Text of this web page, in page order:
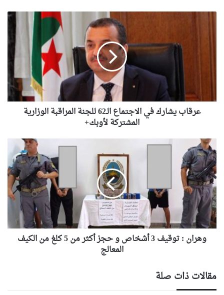
عرقاب
المشتركة
لأوبك+
عرقاب يشارك في الاجتماع الـ62 للجنة المراقبة الوزارية
المشتركة لأوبك+
وهران
:
توقيف
3
أشخاص
و
حجز
أكثر
من
الكيف
المعالج
وهران : توقيف 3 أشخاص و حجز أكثر من 5 كلغ من الكيف
المعالج
مقالات ذات صلة